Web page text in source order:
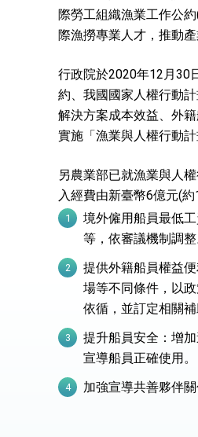
外交部長林佳龍於《外交事務》撰文指
總統主持「台美經濟繁榮夥伴對話」
外交部長林佳龍接受印尼「時代雜誌
副總統接見美參議員蓋耶哥 強調美國
外交部長林佳龍接見美國智庫「德國
臺美經貿談判獲階段性成果 卓揆期勉
卓揆：臺美關稅談判階段性結果有助臺
外交部與數位發展部攜手合作，整合台
外交部長林佳龍主持第35次「參與亞太
民調顯示多數國人滿意政府外交表現，
際勞工組織漁業工作公
際漁撈專業人才，推動產
行政院於2020年12月30
約、我國國家人權行動
解決方案成本效益、外
實施「漁業與人權行動
另農業部已就漁業與人
入經費由新臺幣6億元(
境外僱用船員最低
等，依審議機制調整
提供外籍船員權益
場等不同條件，以
依循，並訂定相關
提升船員安全：增
宣導船員正確使用。
加強宣導共善夥伴